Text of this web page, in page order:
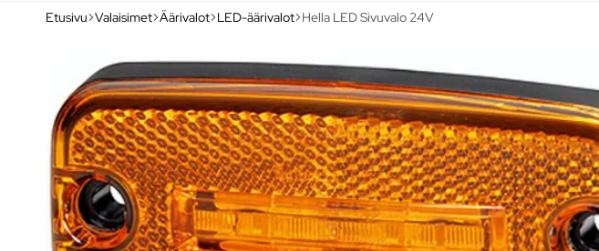
Etusivu Valaisimet Äärivalot LED-äärivalot Hella LED Sivuvalo 24V